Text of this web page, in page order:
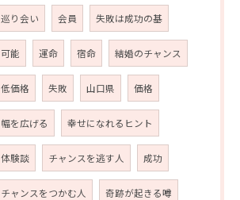
巡り会い 会員 失敗は成功の基
可能 運命 宿命 結婚のチャンス
低価格 失敗 山口県 価格
幅を広げる 幸せになれるヒント
体験談 チャンスを逃す人 成功
チャンスをつかむ人 奇跡が起きる噂